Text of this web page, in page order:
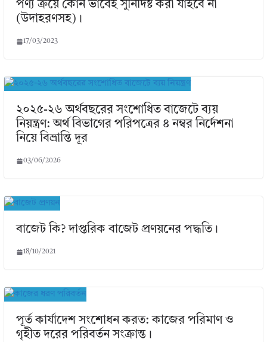
পণ্য ক্রয়ে কোন ভাবেই সুনির্দিষ্ট করা যাইবে না
(উদাহরণসহ)।
17/03/2023
২০২৫-২৬ অর্থবছরের সংশোধিত বাজেটে ব্যয়
নিয়ন্ত্রণ: অর্থ বিভাগের পরিপত্রের ৪ নম্বর নির্দেশনা
নিয়ে বিভ্রান্তি দূর
03/06/2026
বাজেট কি? দাপ্তরিক বাজেট প্রণয়নের পদ্ধতি।
18/10/2021
পূর্ত কার্যাদেশ সংশােধন করত: কাজের পরিমাণ ও
গৃহীত দরের পরিবর্তন সংক্রান্ত।